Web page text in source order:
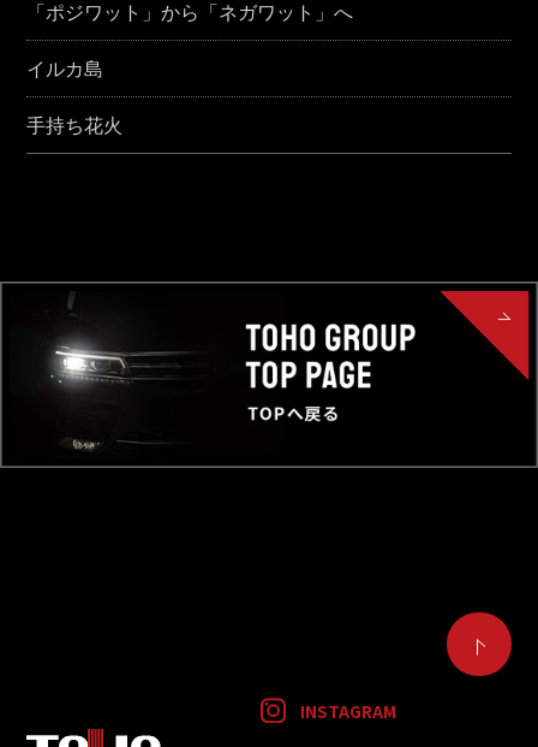
「ポジワット」から「ネガワット」へ
イルカ島
手持ち花火
INSTAGRAM